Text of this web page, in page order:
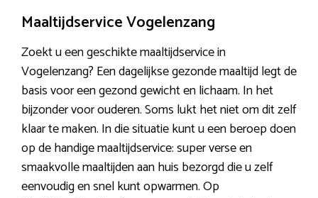
Maaltijdservice Vogelenzang
Zoekt u een geschikte maaltijdservice in
Vogelenzang? Een dagelijkse gezonde maaltijd legt de
basis voor een gezond gewicht en lichaam. In het
bijzonder voor ouderen. Soms lukt het niet om dit zelf
klaar te maken. In die situatie kunt u een beroep doen
op de handige maaltijdservice: super verse en
smaakvolle maaltijden aan huis bezorgd die u zelf
eenvoudig en snel kunt opwarmen. Op